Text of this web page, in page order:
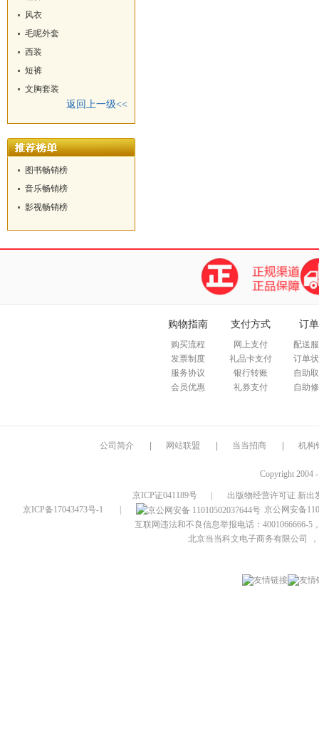
风衣
毛呢外套
西装
短裤
文胸套装
返回上一级<<
图书畅销榜
音乐畅销榜
影视畅销榜
购物指南
购买流程
发票制度
服务协议
会员优惠
支付方式
网上支付
礼品卡支付
银行转账
礼券支付
订
配送
订单
自助
自助
公司简介 网站联盟 当当招商 机构
Copyright 2004
京ICP证041189号
出版物经营许可证 新出
京ICP备17043473号-1
京公网安备
互联网违法和不良信息举报电话：4001066666-5
北京当当科文电子商务有限公司